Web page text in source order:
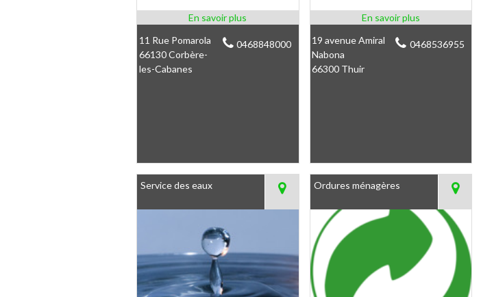
11 Rue Pomarola
66130 Corbère-
les-Cabanes
0468848000
19 avenue Amiral
Nabona
66300 Thuir
0468536955
Service des eaux Ordures ménagères